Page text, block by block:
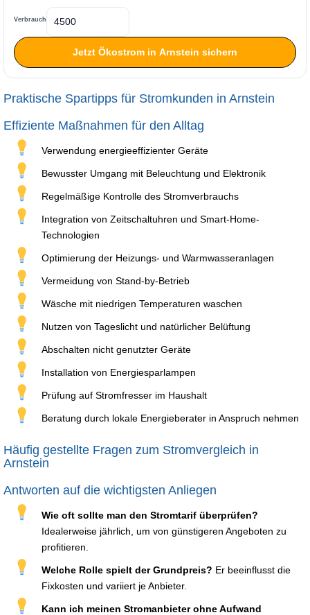
Verbrauch
Jetzt Ökostrom in Arnstein sichern
Praktische Spartipps für Stromkunden in Arnstein
Effiziente Maßnahmen für den Alltag
Verwendung energieeffizienter Geräte
Bewusster Umgang mit Beleuchtung und Elektronik
Regelmäßige Kontrolle des Stromverbrauchs
Integration von Zeitschaltuhren und Smart-Home-
Technologien
Optimierung der Heizungs- und Warmwasseranlagen
Vermeidung von Stand-by-Betrieb
Wäsche mit niedrigen Temperaturen waschen
Nutzen von Tageslicht und natürlicher Belüftung
Abschalten nicht genutzter Geräte
Installation von Energiesparlampen
Prüfung auf Stromfresser im Haushalt
Beratung durch lokale Energieberater in Anspruch nehmen
Häufig gestellte Fragen zum Stromvergleich in
Arnstein
Antworten auf die wichtigsten Anliegen
Wie oft sollte man den Stromtarif überprüfen?
Idealerweise jährlich, um von günstigeren Angeboten zu
profitieren.
Welche Rolle spielt der Grundpreis? Er beeinflusst die
Fixkosten und variiert je Anbieter.
Kann ich meinen Stromanbieter ohne Aufwand